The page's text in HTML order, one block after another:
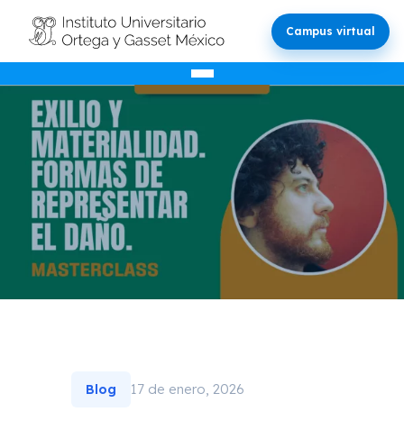
Campus virtual
Blog 17 de enero, 2026